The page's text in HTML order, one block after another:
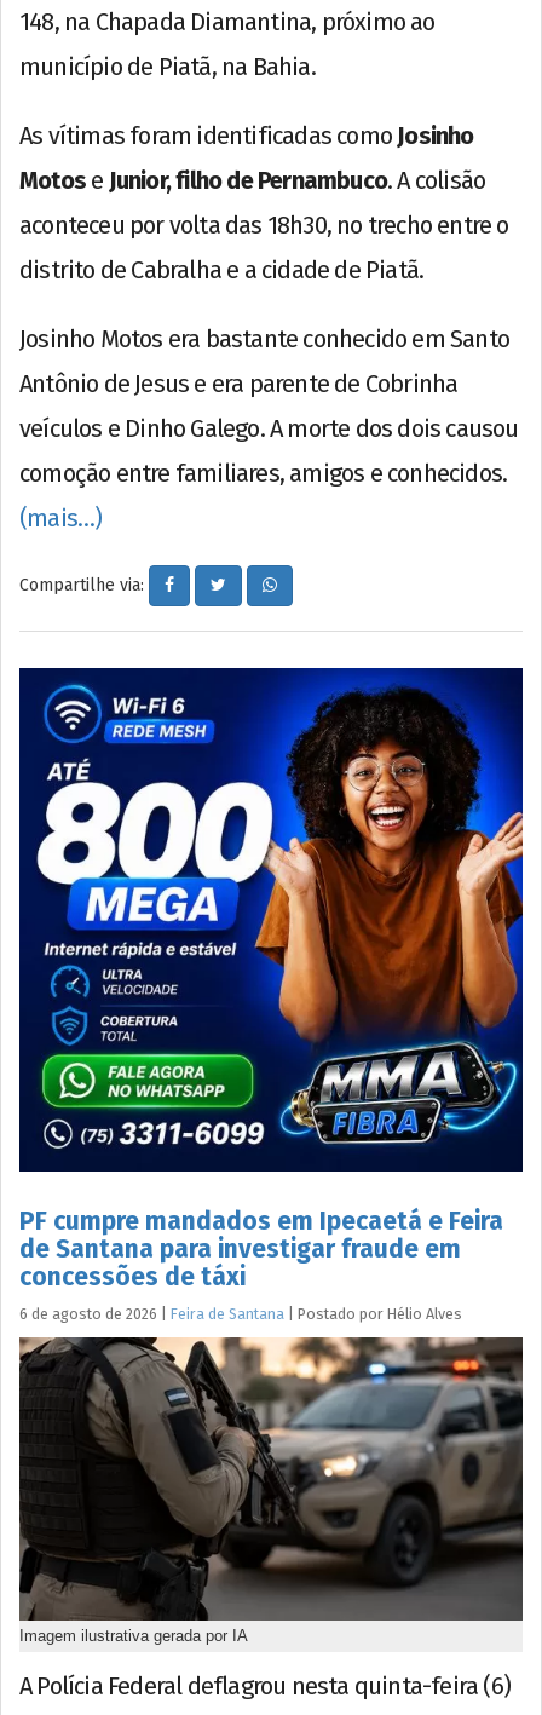
148, na Chapada Diamantina, próximo ao
município de Piatã, na Bahia.
As vítimas foram identificadas como Josinho
Motos e Junior, filho de Pernambuco. A colisão
aconteceu por volta das 18h30, no trecho entre o
distrito de Cabralha e a cidade de Piatã.
Josinho Motos era bastante conhecido em Santo
Antônio de Jesus e era parente de Cobrinha
veículos e Dinho Galego. A morte dos dois causou
comoção entre familiares, amigos e conhecidos.
(mais…)
Compartilhe via:
PF cumpre mandados em Ipecaetá e Feira
de Santana para investigar fraude em
concessões de táxi
6 de agosto de 2026 Feira de Santana Postado por Hélio Alves
Imagem ilustrativa gerada por IA
A Polícia Federal deflagrou nesta quinta-feira (6)